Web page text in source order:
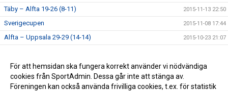
Täby – Alfta 19-26 (8-11) 2015-11-13 22:50
Sverigecupen 2015-11-08 17:44
Alfta – Uppsala 29-29 (14-14) 2015-10-23 21:07
Målvaktsutbildning 2015-09-14 16:58
Lycka till alla Alfta-lag! 2015-09-04 21:22
För att hemsidan ska fungera korrekt använder vi nödvändiga
cookies från SportAdmin. Dessa går inte att stänga av.
Föreningen kan också använda frivilliga cookies, t.ex. för statistik